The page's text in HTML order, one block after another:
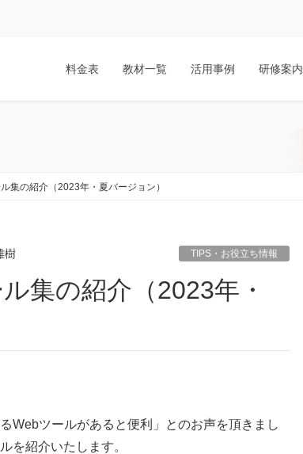
料金表 教材一覧 活用事例 研修案内
集の紹介（2023年・夏バージョン）
樹 TIPS・お役立ち情報
Webツールがあると便利」とのお声を頂きまし
を紹介いたします。